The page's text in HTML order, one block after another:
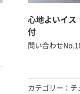
心地よいイ
付
問い合わせ
カテゴリー：チ